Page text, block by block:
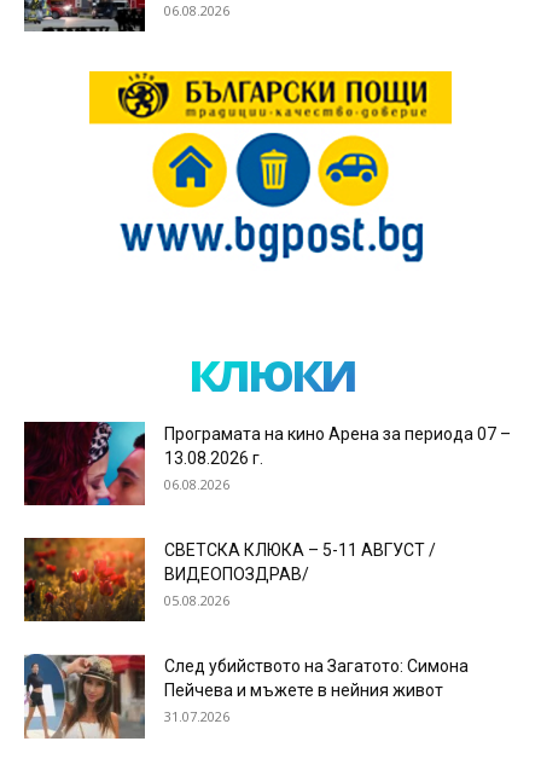
06.08.2026
клюки
Програмата на кино Арена за периода 07 –
13.08.2026 г.
06.08.2026
СВЕТСКА КЛЮКА – 5-11 АВГУСТ /
ВИДЕОПОЗДРАВ/
05.08.2026
След убийството на Загатото: Симона
Пейчева и мъжете в нейния живот
31.07.2026